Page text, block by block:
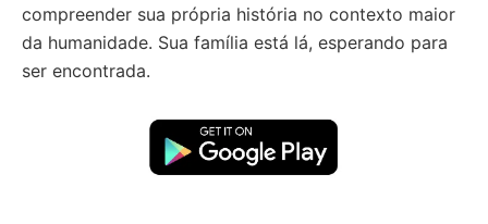
compreender sua própria história no contexto maior
da humanidade. Sua família está lá, esperando para
ser encontrada.